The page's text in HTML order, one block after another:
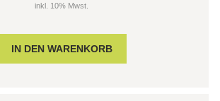
inkl. 10% Mwst.